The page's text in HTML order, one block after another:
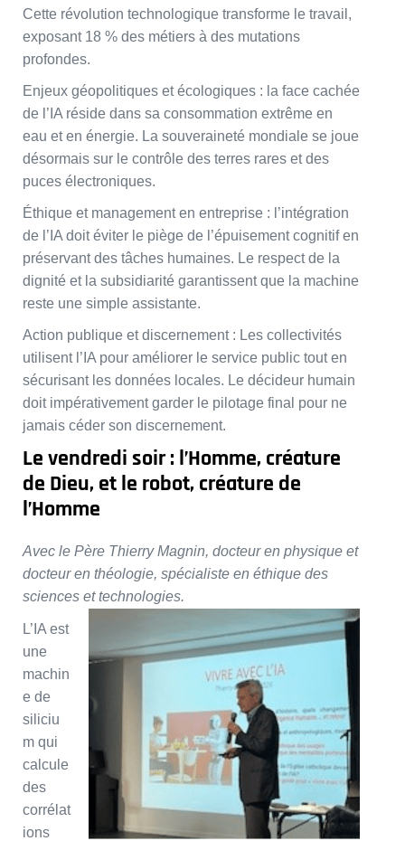
Cette révolution technologique transforme le travail,
exposant 18 % des métiers à des mutations
profondes.
Enjeux géopolitiques et écologiques : la face cachée
de l’IA réside dans sa consommation extrême en
eau et en énergie. La souveraineté mondiale se joue
désormais sur le contrôle des terres rares et des
puces électroniques.
Éthique et management en entreprise : l’intégration
de l’IA doit éviter le piège de l’épuisement cognitif en
préservant des tâches humaines. Le respect de la
dignité et la subsidiarité garantissent que la machine
reste une simple assistante.
Action publique et discernement : Les collectivités
utilisent l’IA pour améliorer le service public tout en
sécurisant les données locales. Le décideur humain
doit impérativement garder le pilotage final pour ne
jamais céder son discernement.
Le vendredi soir : l’Homme, créature
de Dieu, et le robot, créature de
l’Homme
Avec le Père Thierry Magnin, docteur en physique et
docteur en théologie, spécialiste en éthique des
sciences et technologies.
L’IA est
une
machin
e de
siliciu
m qui
calcule
des
corrélat
ions